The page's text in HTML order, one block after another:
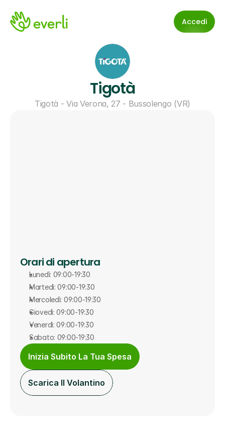
Accedi
Tigotà
Tigotà - Via Verona, 27 - Bussolengo (VR)
Orari di apertura
Lunedì: 09:00-19:30
Martedì: 09:00-19:30
Mercoledì: 09:00-19:30
Giovedì: 09:00-19:30
Venerdì: 09:00-19:30
Sabato: 09:00-19:30
Inizia Subito La Tua Spesa
Scarica Il Volantino